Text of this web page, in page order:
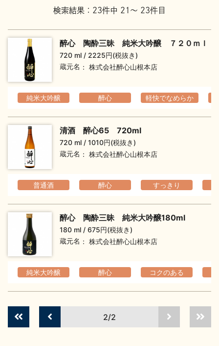
日本酒の楽しみ方特集
季節の商品 イベント情報
検索結果：23件中 21～ 23件目
醉心 陶酔三昧 純米大吟醸 ７２０ｍｌ
720 ml
2225円(税抜き)
蔵元名
株式会社醉心山根本店
純米大吟醸 醉心 軽快でなめらか
清酒 醉心65 720ml
720 ml
1010円(税抜き)
蔵元名
株式会社醉心山根本店
普通酒 醉心 すっきり
醉心 陶酔三昧 純米大吟醸180ml
180 ml
675円(税抜き)
蔵元名
株式会社醉心山根本店
純米大吟醸 醉心 コクのある
2/2